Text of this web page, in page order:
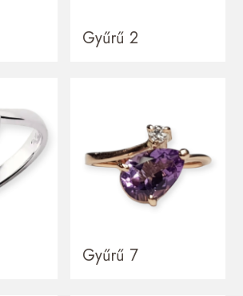
Gyűrű 2
Gyűrű 7